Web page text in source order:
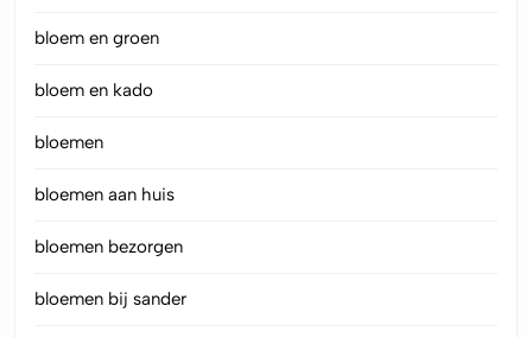
bloem en groen
bloem en kado
bloemen
bloemen aan huis
bloemen bezorgen
bloemen bij sander